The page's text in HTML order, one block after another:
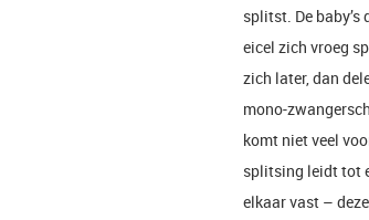
splitst. De baby’s
eicel zich vroeg
zich later, dan
mono-
komt niet veel
splitsing leidt tot
elkaar vast –